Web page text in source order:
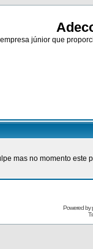
júnior que
mas no momento este
Powered by